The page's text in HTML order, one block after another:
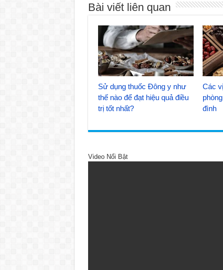
Bài viết liên quan
Sử dụng thuốc Đông y như
thế nào để đạt hiệu quả điều
trị tốt nhất?
Các
đình
Video Nổi Bật